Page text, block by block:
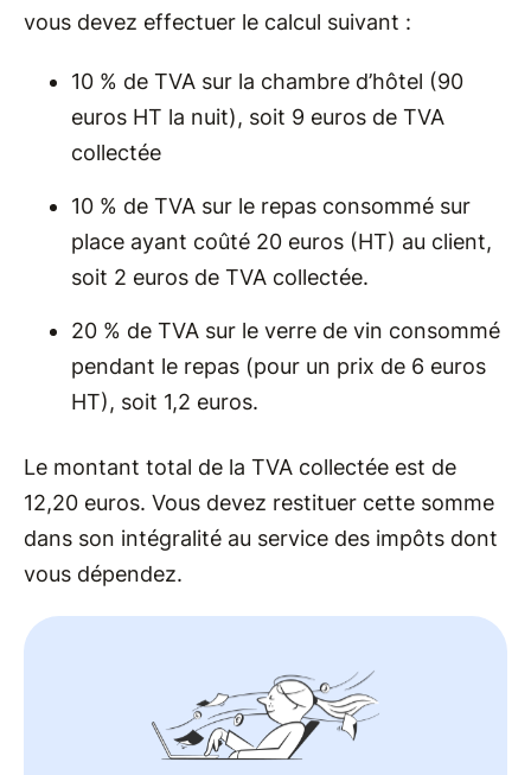
vous devez effectuer le calcul suivant :
10 % de TVA sur la chambre d’hôtel (90
euros HT la nuit), soit 9 euros de TVA
collectée
10 % de TVA sur le repas consommé sur
place ayant coûté 20 euros (HT) au client,
soit 2 euros de TVA collectée.
20 % de TVA sur le verre de vin consommé
pendant le repas (pour un prix de 6 euros
HT), soit 1,2 euros.
Le montant total de la TVA collectée est de
12,20 euros. Vous devez restituer cette somme
dans son intégralité au service des impôts dont
vous dépendez.